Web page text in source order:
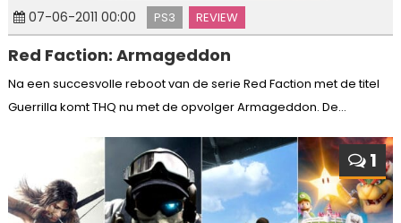
07-06-2011 00:00 PS3 REVIEW
Red Faction: Armageddon
Na een succesvolle reboot van de serie Red Faction met de titel
Guerrilla komt THQ nu met de opvolger Armageddon. De...
1